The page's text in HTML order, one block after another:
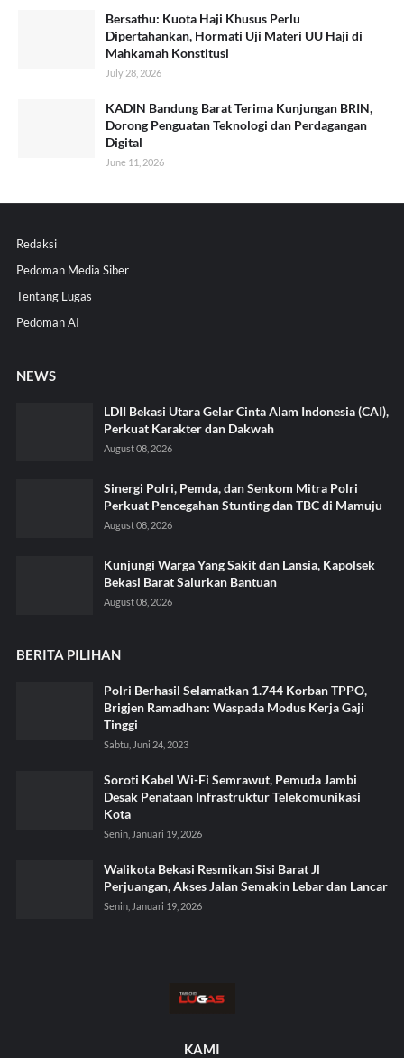
Bersathu: Kuota Haji Khusus Perlu
Dipertahankan, Hormati Uji Materi UU Haji di
Mahkamah Konstitusi
July 28, 2026
KADIN Bandung Barat Terima Kunjungan BRIN,
Dorong Penguatan Teknologi dan Perdagangan
Digital
June 11, 2026
Redaksi
Pedoman Media Siber
Tentang Lugas
Pedoman AI
NEWS
LDII Bekasi Utara Gelar Cinta Alam Indonesia (CAI),
Perkuat Karakter dan Dakwah
August 08, 2026
Sinergi Polri, Pemda, dan Senkom Mitra Polri
Perkuat Pencegahan Stunting dan TBC di Mamuju
August 08, 2026
Kunjungi Warga Yang Sakit dan Lansia, Kapolsek
Bekasi Barat Salurkan Bantuan
August 08, 2026
BERITA PILIHAN
Polri Berhasil Selamatkan 1.744 Korban TPPO,
Brigjen Ramadhan: Waspada Modus Kerja Gaji
Tinggi
Sabtu, Juni 24, 2023
Soroti Kabel Wi-Fi Semrawut, Pemuda Jambi
Desak Penataan Infrastruktur Telekomunikasi
Kota
Senin, Januari 19, 2026
Walikota Bekasi Resmikan Sisi Barat Jl
Perjuangan, Akses Jalan Semakin Lebar dan Lancar
Senin, Januari 19, 2026
KAMI